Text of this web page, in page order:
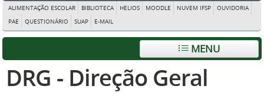
ALIMENTAÇÃO ESCOLAR BIBLIOTECA HELIOS MOODLE NUVEM IFSP
OUVIDORIA
PAE
QUESTIONÁRIO SUAP E-MAIL
MENU
DRG - Direção Geral